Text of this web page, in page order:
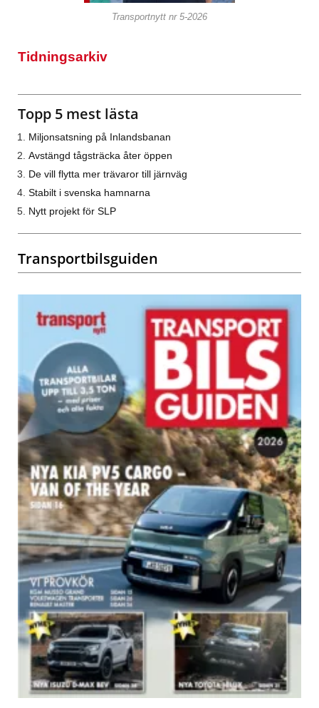
Transportnytt nr 5-2026
Tidningsarkiv
Topp 5 mest lästa
Miljonsatsning på Inlandsbanan
Avstängd tågsträcka åter öppen
De vill flytta mer trävaror till järnväg
Stabilt i svenska hamnarna
Nytt projekt för SLP
Transportbilsguiden